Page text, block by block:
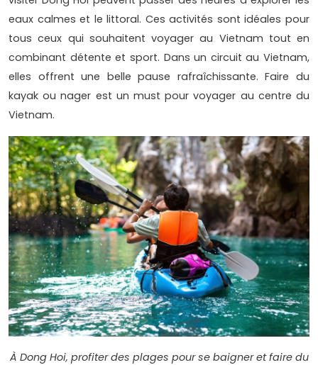
eaux calmes et le littoral. Ces activités sont idéales pour
tous ceux qui souhaitent voyager au Vietnam tout en
combinant détente et sport. Dans un circuit au Vietnam,
elles offrent une belle pause rafraîchissante. Faire du
kayak ou nager est un must pour voyager au centre du
Vietnam.
À Dong Hoi, profiter des plages pour se baigner et faire du